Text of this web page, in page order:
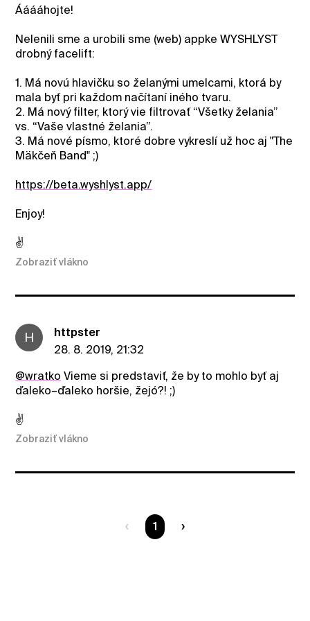
Ááááhojte!
Nelenili sme a urobili sme (web) appke WYSHLYST
drobný facelift:
1. Má novú hlavičku so želanými umelcami, ktorá by
mala byť pri každom načítaní iného tvaru.
2. Má nový filter, ktorý vie filtrovať “Všetky želania”
vs. “Vaše vlastné želania”.
3. Má nové písmo, ktoré dobre vykreslí už hoc aj "The
Mäkčeň Band" ;)
https://beta.wyshlyst.app/
Enjoy!
✌️
Zobraziť vlákno
H
httpster
28. 8. 2019, 21:32
@wratko Vieme si predstaviť, že by to mohlo byť aj
ďaleko–ďaleko horšie, žejó?! ;)
✌️
Zobraziť vlákno
Ste na strane
1